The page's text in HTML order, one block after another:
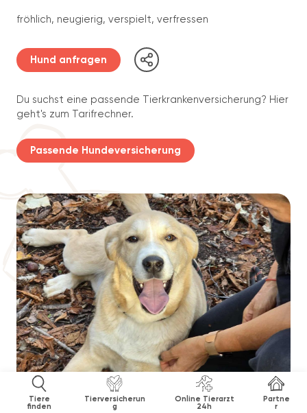
Tiere
finden
Tierversicherun
g
Online Tierarzt
24h
Partne
r
fröhlich, neugierig, verspielt, verfressen
Hund anfragen
Du suchst eine passende Tierkrankenversicherung? Hier
geht's zum Tarifrechner.
Passende Hundeversicherung